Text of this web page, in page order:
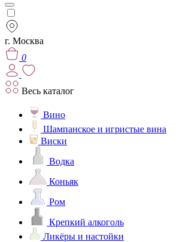
г. Москва
0
Весь каталог
Вино
Шампанское и игристые вина
Виски
Водка
Коньяк
Ром
Крепкий алкоголь
Ликёры и настойки